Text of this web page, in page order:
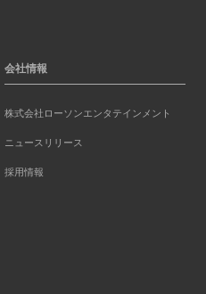
会社情報
株式会社ローソンエンタテインメント
ニュースリリース
採用情報